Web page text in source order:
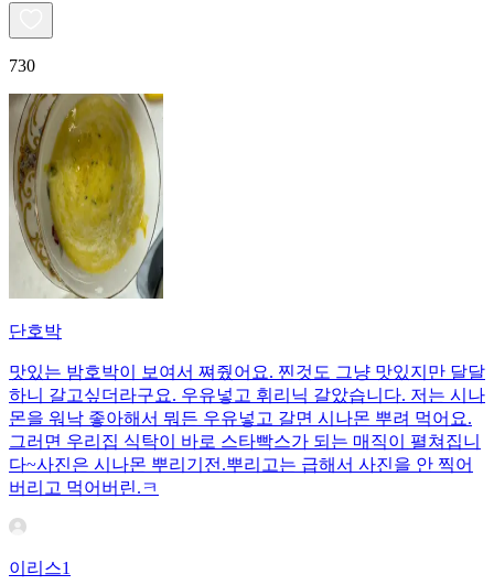
730
단호박
맛있는 밤호박이 보여서 쪄줬어요. 찐것도 그냥 맛있지만 달달
하니 갈고싶더라구요. 우유넣고 휘리닉 갈았습니다. 저는 시나
몬을 워낙 좋아해서 뭐든 우유넣고 갈면 시나몬 뿌려 먹어요.
그러면 우리집 식탁이 바로 스타빡스가 되는 매직이 펼쳐집니
다~사진은 시나몬 뿌리기전.뿌리고는 급해서 사진을 안 찍어
버리고 먹어버린.ㅋ
이리스1